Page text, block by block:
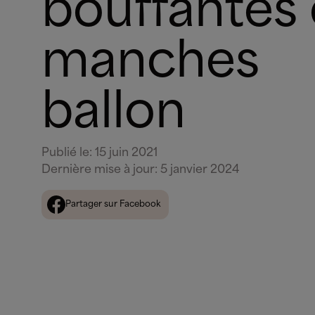
bouffantes
manches
ballon
Publié le: 15 juin 2021
Dernière mise à jour: 5 janvier 2024
Partager sur Facebook